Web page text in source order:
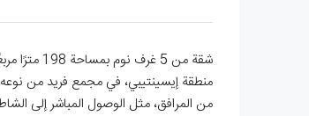
منطقة إيسينتيبي، في مجمع فريد من
من المرافق، مثل الوصول المباشر إلى الشاطئ في غضون 3 دقائق سيرًا على الأقدام، ومقهى / بار، ومسبح مشترك، ومنطقة يوجا